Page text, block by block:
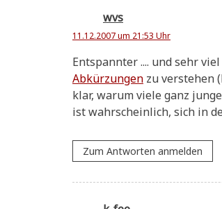
wvs
11.12.2007 um 21:53 Uhr
Ent­spann­ter .... und sehr
Abkür­zun­gen zu ver­ste­hen
klar, war­um vie­le ganz
ist wahr­schein­lich, sich in
Zum Antworten anmelden